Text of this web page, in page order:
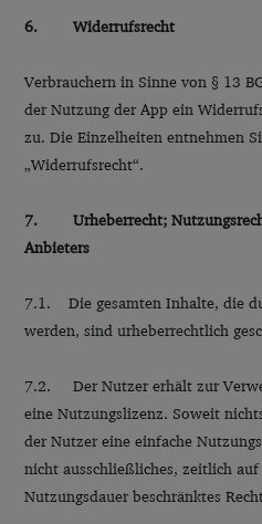
6. Widerrufsrecht
Verbrauchern in Sinne von § 13
der Nutzung der App ein
zu. Die Einzelheiten entnehmen
„Widerrufsrecht“.
7. Urheberrecht;
Anbieters
7.1. Die gesamten Inhalte, die
werden, sind urheberrechtlich
7.2. Der Nutzer erhält zur
eine Nutzungslizenz. Soweit
der Nutzer eine einfache
nicht ausschließliches, zeitlich auf
Nutzungsdauer beschränktes